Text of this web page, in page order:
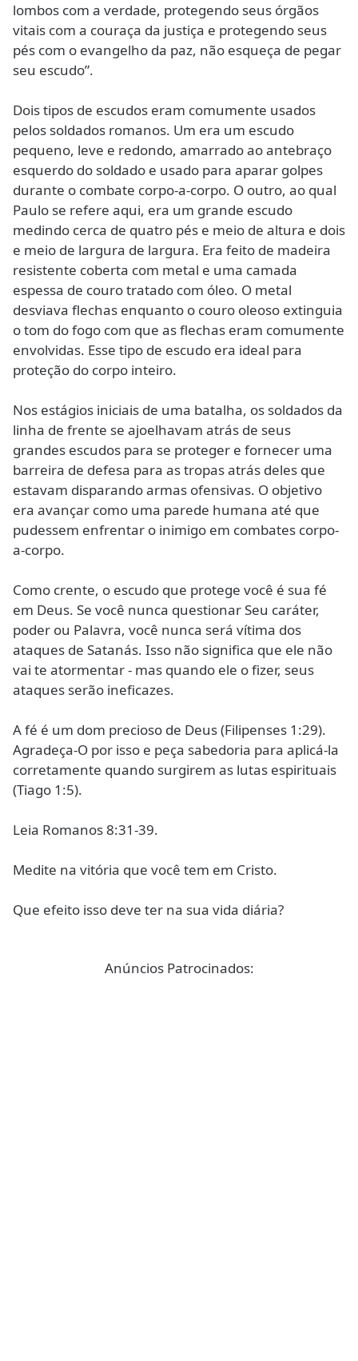
lombos com a verdade, protegendo seus órgãos
vitais com a couraça da justiça e protegendo seus
pés com o evangelho da paz, não esqueça de pegar
seu escudo”.
Dois tipos de escudos eram comumente usados ​​
pelos soldados romanos. Um era um escudo
pequeno, leve e redondo, amarrado ao antebraço
esquerdo do soldado e usado para aparar golpes
durante o combate corpo-a-corpo. O outro, ao qual
Paulo se refere aqui, era um grande escudo
medindo cerca de quatro pés e meio de altura e dois
e meio de largura de largura. Era feito de madeira
resistente coberta com metal e uma camada
espessa de couro tratado com óleo. O metal
desviava flechas enquanto o couro oleoso extinguia
o tom do fogo com que as flechas eram comumente
envolvidas. Esse tipo de escudo era ideal para
proteção do corpo inteiro.
Nos estágios iniciais de uma batalha, os soldados da
linha de frente se ajoelhavam atrás de seus
grandes escudos para se proteger e fornecer uma
barreira de defesa para as tropas atrás deles que
estavam disparando armas ofensivas. O objetivo
era avançar como uma parede humana até que
pudessem enfrentar o inimigo em combates corpo-
a-corpo.
Como crente, o escudo que protege você é sua fé
em Deus. Se você nunca questionar Seu caráter,
poder ou Palavra, você nunca será vítima dos
ataques de Satanás. Isso não significa que ele não
vai te atormentar - mas quando ele o fizer, seus
ataques serão ineficazes.
A fé é um dom precioso de Deus (Filipenses 1:29).
Agradeça-O por isso e peça sabedoria para aplicá-la
corretamente quando surgirem as lutas espirituais
(Tiago 1:5).
Leia Romanos 8:31-39.
Medite na vitória que você tem em Cristo.
Que efeito isso deve ter na sua vida diária?
Anúncios Patrocinados: